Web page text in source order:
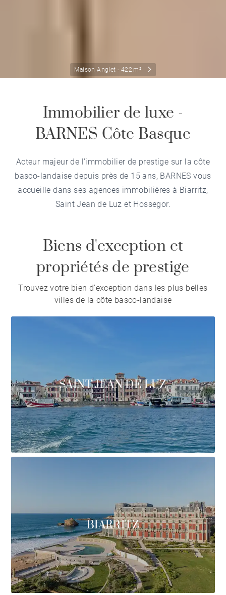
Maison Anglet - 422 m²
Immobilier de luxe -
BARNES Côte Basque
Acteur majeur de l'immobilier de prestige sur la côte
basco-landaise depuis près de 15 ans, BARNES vous
accueille dans ses agences immobilières à Biarritz,
Saint Jean de Luz et Hossegor.
Biens d'exception et
propriétés de prestige
Trouvez votre bien d'exception dans les plus belles
villes de la côte basco-landaise
SAINT JEAN DE LUZ
BIARRITZ